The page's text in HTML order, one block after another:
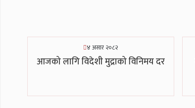
४ असार २०८२
आजको लागि विदेशी मुद्राको विनिमय दर